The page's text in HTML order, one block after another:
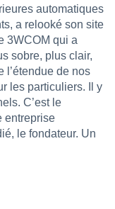
automatiques
a relooké son site
3WCOM qui a
sobre, plus clair,
l’étendue de nos
les particuliers. Il y
C’est le
entreprise
le fondateur. Un